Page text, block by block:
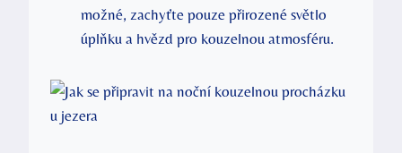
možné, zachyťte pouze přirozené světlo
úplňku a hvězd pro kouzelnou atmosféru.